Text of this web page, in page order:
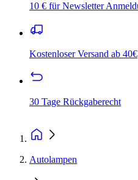
10 € für Newsletter
Kostenloser Versand ab 40€
30 Tage Rückgaberecht
Autolampen